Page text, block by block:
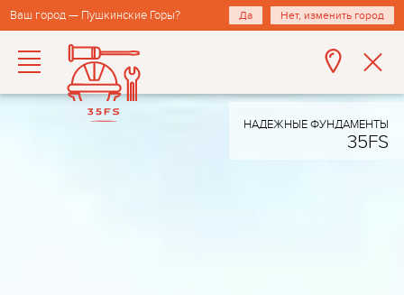
Ваш город — Пушкинские Горы? Да Нет, изменить город
НАДЕЖНЫЕ ФУНДАМЕНТЫ
35FS